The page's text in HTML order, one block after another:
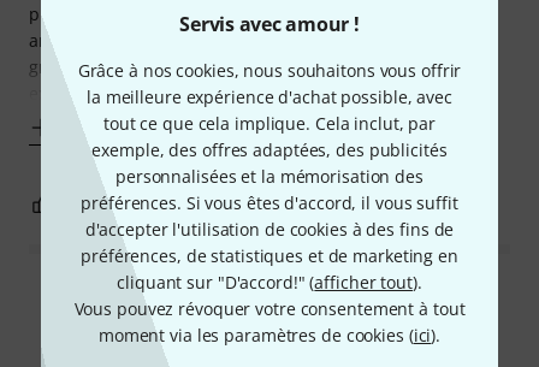
Servis avec amour !
Grâce à nos cookies, nous souhaitons vous offrir
la meilleure expérience d'achat possible, avec
tout ce que cela implique. Cela inclut, par
exemple, des offres adaptées, des publicités
personnalisées et la mémorisation des
préférences. Si vous êtes d'accord, il vous suffit
d'accepter l'utilisation de cookies à des fins de
préférences, de statistiques et de marketing en
cliquant sur "D'accord!" (afficher tout).
Vous pouvez révoquer votre consentement à tout
moment via les paramètres de cookies (ici).
profondeur des lampes, et voilà ce que j'adore sur cet
ampli: quand on monte le volume l'overdrive arrive
graduellement et naturellement avec un grain vraiment
exceptionnel. Magique !! 1 potard pour le
Afficher plus
4 SIGNALER L'ÉVALUATION
Lire toutes les évaluations